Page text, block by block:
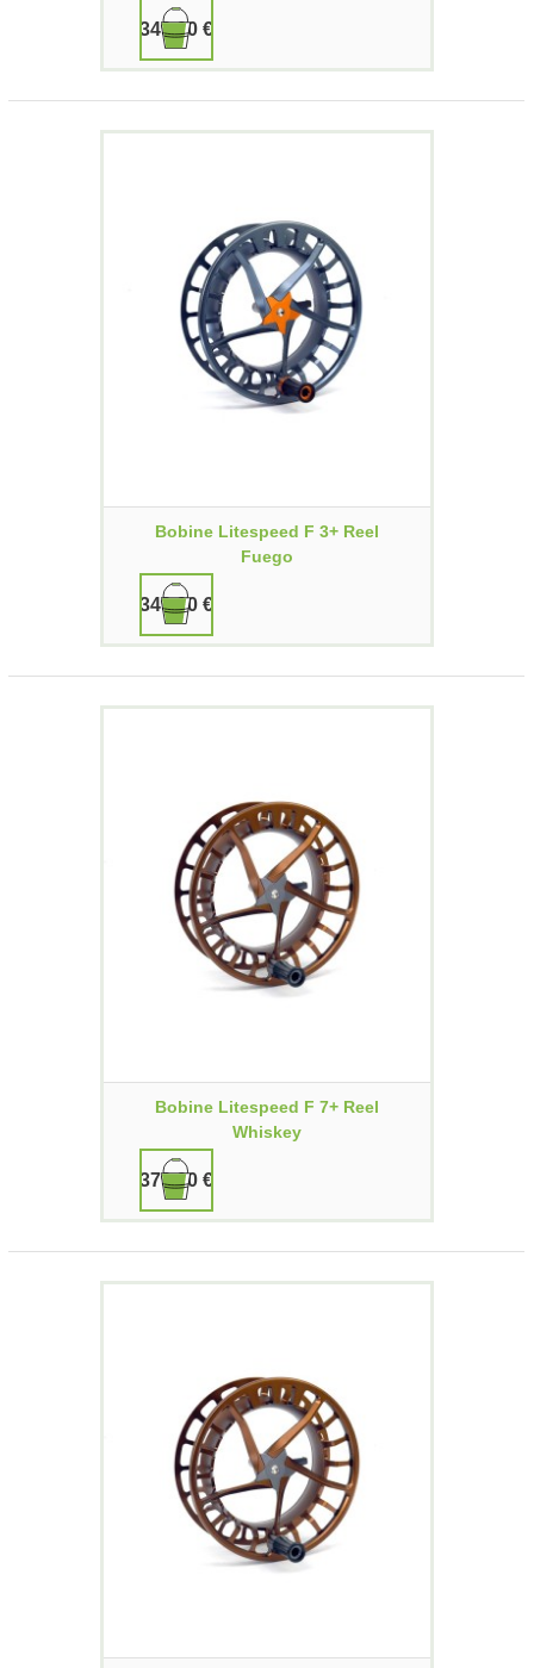
349,90 €
Bobine Litespeed F 3+ Reel
Fuego
349,90 €
Bobine Litespeed F 7+ Reel
Whiskey
379,90 €